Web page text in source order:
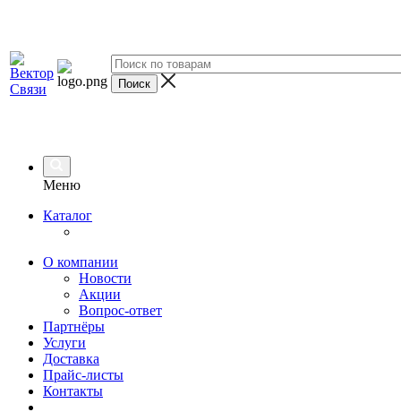
Меню
Каталог
О компании
Новости
Акции
Вопрос-ответ
Партнёры
Услуги
Доставка
Прайс-листы
Контакты